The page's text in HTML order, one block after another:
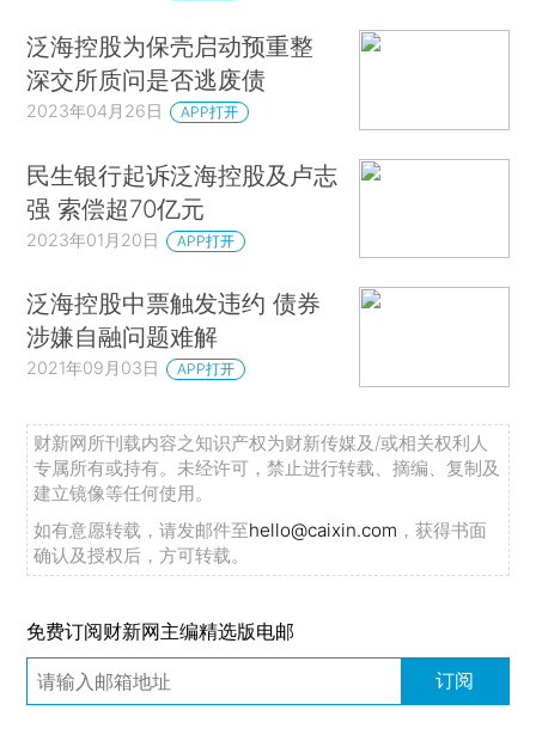
泛海控股为保壳启动预重整
深交所质问是否逃废债
2023年04月26日 APP打开
民生银行起诉泛海控股及卢志
强 索偿超70亿元
2023年01月20日 APP打开
泛海控股中票触发违约 债券
涉嫌自融问题难解
2021年09月03日 APP打开
财新网所刊载内容之知识产权为财新传媒及/或相关权利人
专属所有或持有。未经许可，禁止进行转载、摘编、复制及
建立镜像等任何使用。
如有意愿转载，请发邮件至hello@caixin.com ，获得书面
确认及授权后，方可转载。
免费订阅财新网主编精选版电邮
订阅